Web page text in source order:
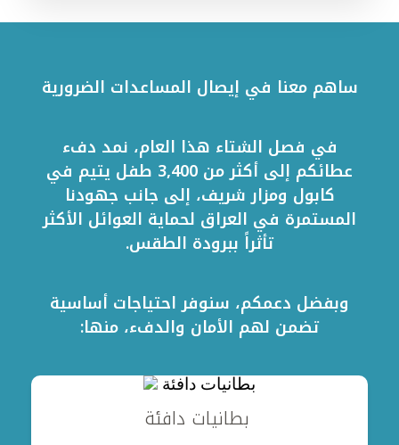
ساهم معنا في إيصال المساعدات الضرورية
في فصل الشتاء هذا العام، نمد دفء
عطائكم إلى أكثر من 3,400 طفل يتيم في
كابول ومزار شريف، إلى جانب جهودنا
المستمرة في العراق لحماية العوائل الأكثر
تأثراً ببرودة الطقس.
وبفضل دعمكم، سنوفر احتياجات أساسية
تضمن لهم الأمان والدفء، منها:
بطانيات دافئة